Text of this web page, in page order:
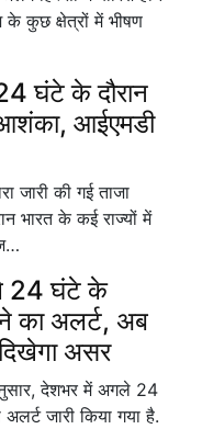
के कुछ क्षेत्रों में भीषण
घंटे के दौरान
आशंका, आईएमडी
जारी की गई ताजा
भारत के कई राज्यों में
24 घंटे के
का अलर्ट, अब
असर
देशभर में अगले 24
जारी किया गया है.